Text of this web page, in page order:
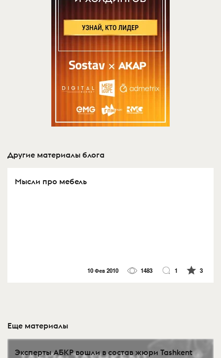
Другие материалы блога
Мысли про мебель
10 Фев 2010 1483 1 3
Еще материалы
Эксперты АБКР вошли в состав жюри Tashkent